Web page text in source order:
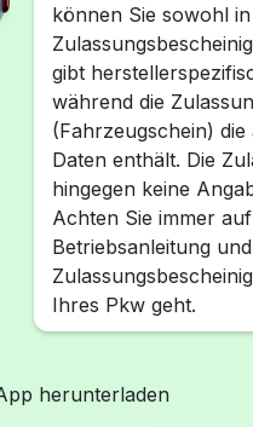
können Sie sowohl
gibt
während die
(Fahrzeugschein)
Daten enthält. Die
hingegen keine
Achten Sie immer
Betriebsanleitung
Ihres Pkw geht.
herunterladen